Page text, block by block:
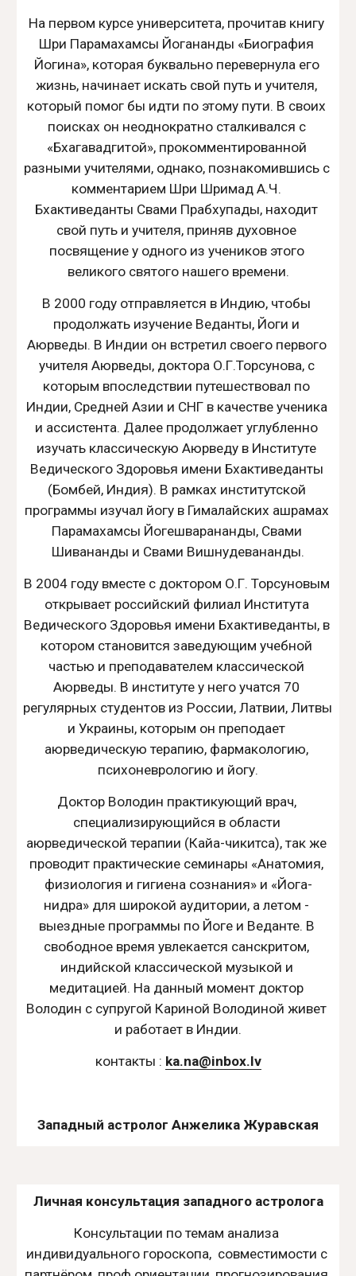
На первом курсе университета, прочитав книгу
Шри Парамахамсы Йогананды «Биография
Йогина», которая буквально перевернула его
жизнь, начинает искать свой путь и учителя,
который помог бы идти по этому пути. В своих
поисках он неоднократно сталкивался с
«Бхагавадгитой», прокомментированной
разными учителями, однако, познакомившись с
комментарием Шри Шримад А.Ч.
Бхактиведанты Свами Прабхупады, находит
свой путь и учителя, приняв духовное
посвящение у одного из учеников этого
великого святого нашего времени.
В 2000 году отправляется в Индию, чтобы
продолжать изучение Веданты, Йоги и
Аюрведы. В Индии он встретил своего первого
учителя Аюрведы, доктора О.Г.Торсунова, с
которым впоследствии путешествовал по
Индии, Средней Азии и СНГ в качестве ученика
и ассистента. Далее продолжает углубленно
изучать классическую Аюрведу в Институте
Ведического Здоровья имени Бхактиведанты
(Бомбей, Индия). В рамках институтской
программы изучал йогу в Гималайских ашрамах
Парамахамсы Йогешварананды, Свами
Шивананды и Свами Вишнудевананды.
В 2004 году вместе с доктором О.Г. Торсуновым
открывает российский филиал Института
Ведического Здоровья имени Бхактиведанты, в
котором становится заведующим учебной
частью и преподавателем классической
Аюрведы. В институте у него учатся 70
регулярных студентов из России, Латвии, Литвы
и Украины, которым он преподает
аюрведическую терапию, фармакологию,
психоневрологию и йогу.
Доктор Володин практикующий врач,
специализирующийся в области
аюрведической терапии (Кайа-чикитса), так же
проводит практические семинары «Анатомия,
физиология и гигиена сознания» и «Йога-
нидра» для широкой аудитории, а летом -
выездные программы по Йоге и Веданте. В
свободное время увлекается санскритом,
индийской классической музыкой и
медитацией. На данный момент доктор
Володин с супругой Кариной Володиной живет
и работает в Индии.
контакты : ka.na@inbox.lv
Западный астролог Анжелика Журавская
Личная консультация западного астролога
Консультации по темам анализа
индивидуального гороскопа,  совместимости с